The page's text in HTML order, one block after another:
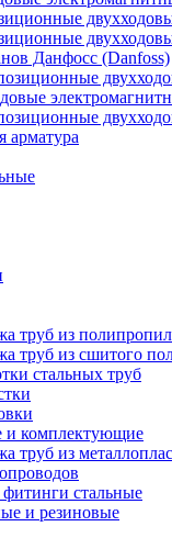
Данфосс (Danfoss)
арматура
труб из
труб из сшитого
стальных труб
и комплектующие
труб из
стальные
и резиновые